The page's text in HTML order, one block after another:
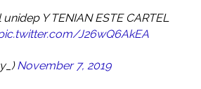
Y TENIAN ESTE CARTEL
J26wQ6AkEA
November 7, 2019